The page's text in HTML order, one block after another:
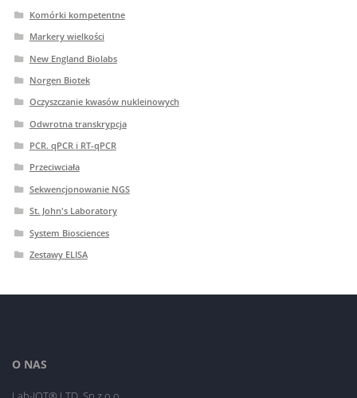
Komórki kompetentne
Markery wielkości
New England Biolabs
Norgen Biotek
Oczyszczanie kwasów nukleinowych
Odwrotna transkrypcja
PCR. qPCR i RT-qPCR
Przeciwciała
Sekwencjonowanie NGS
St. John's Laboratory
System Biosciences
Zestawy ELISA
O NAS